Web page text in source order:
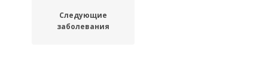
Следующие
заболевания